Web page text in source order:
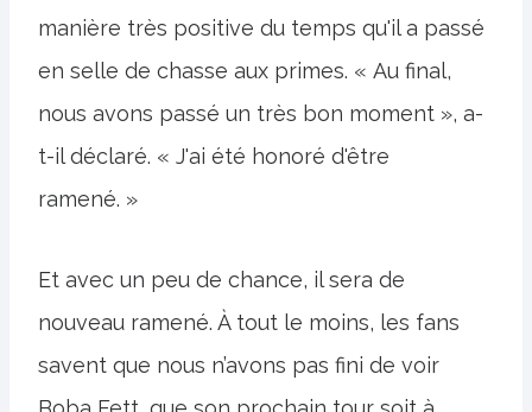
manière très positive du temps qu'il a passé
en selle de chasse aux primes. « Au final,
nous avons passé un très bon moment », a-
t-il déclaré. « J'ai été honoré d'être
ramené. »
Et avec un peu de chance, il sera de
nouveau ramené. À tout le moins, les fans
savent que nous n’avons pas fini de voir